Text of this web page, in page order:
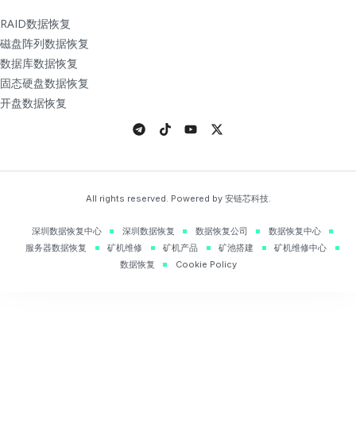
RAID数据恢复
磁盘阵列数据恢复
数据库数据恢复
固态硬盘数据恢复
开盘数据恢复
All rights reserved. Powered by 安链芯科技.
深圳数据恢复中心 深圳数据恢复 数据恢复公司
数据恢复中心
服务器数据恢复
矿机维修 矿机产品 矿池搭建
矿机维修中心
数据恢复
Cookie Policy